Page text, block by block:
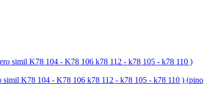
K78 104 - K78 106 k78 112 - k78 105 - k78 110 ) (pino